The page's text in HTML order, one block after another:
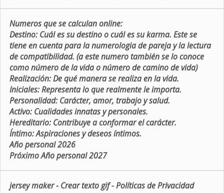
Numeros que se calculan online:
Destino: Cuál es su destino o cuál es su karma. Este se
tiene en cuenta para la numerologia de pareja y la lectura
de compatibilidad. (a este numero también se lo conoce
como número de la vida o número de camino de vida)
Realización:De qué manera se realiza en la vida.
Iniciales:Representa lo que realmente le importa.
Personalidad:Carácter, amor, trabajo y salud.
Activo:Cualidades innatas y personales.
Hereditario:Contribuye a conformar el carácter.
Íntimo:Aspiraciones y deseos íntimos.
Año personal 2026
Próximo Año personal 2027
jersey maker- Crear texto gif-Políticas de Privacidad